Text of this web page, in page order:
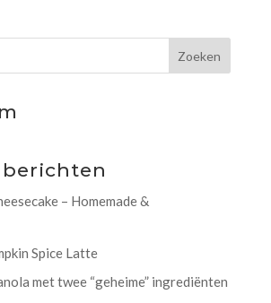
berichten
– Homemade &
Spice Latte
met twee “geheime” ingrediënten